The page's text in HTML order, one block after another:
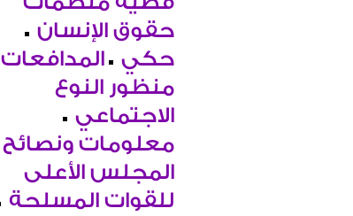
حقوق الإنسان
حكي
المدافعات
منظور النوع
الاجتماعي
معلومات ونصائح
المجلس الأعلى
للقوات المسلحة